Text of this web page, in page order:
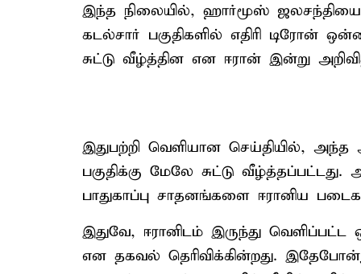
இந்த நிலையில், ஹார்மூஸ் ஜலசந்தியை
கடல்சார் பகுதிகளில் எதிரி டிரோன்
சுட்டு வீழ்த்தின என ஈரான் இன்று
இதுபற்றி வெளியான செய்தியில்,
பகுதிக்கு மேலே சுட்டு
பாதுகாப்பு சாதனங்களை ஈரானிய
இதுவே, ஈரானிடம் இருந்து வெளிப்பட்ட
என தகவல் தெரிவிக்கின்றது.